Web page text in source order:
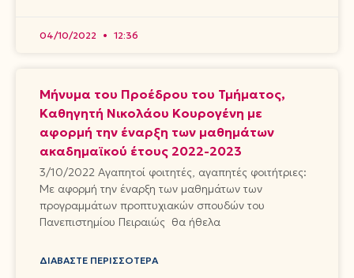
04/10/2022 12:36
Μήνυμα του Προέδρου του Τμήματος,
Καθηγητή Νικολάου Κουρογένη με
αφορμή την έναρξη των μαθημάτων
ακαδημαϊκού έτους 2022-2023
3/10/2022 Αγαπητοί φοιτητές, αγαπητές φοιτήτριες:
Με αφορμή την έναρξη των μαθημάτων των
προγραμμάτων προπτυχιακών σπουδών του
Πανεπιστημίου Πειραιώς θα ήθελα
ΔΙΑΒΆΣΤΕ ΠΕΡΙΣΣΌΤΕΡΑ